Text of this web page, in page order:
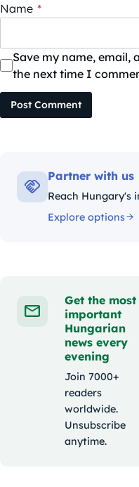
Name *
Save my name, email,
the next time I
Post Comment
Partner with us
Reach Hungary's
Explore options
Get the most
important
Hungarian
news every
evening
Join 7000+
readers
worldwide.
Unsubscribe
anytime.